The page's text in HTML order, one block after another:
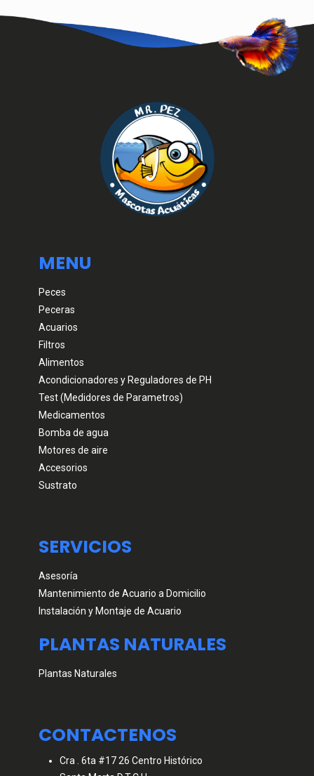
MENU
Peces
Peceras
Acuarios
Filtros
Alimentos
Acondicionadores y Reguladores de PH
Test (Medidores de Parametros)
Medicamentos
Bomba de agua
Motores de aire
Accesorios
Sustrato
SERVICIOS
Asesoría
Mantenimiento de Acuario a Domicilio
Instalación y Montaje de Acuario
PLANTAS NATURALES
Plantas Naturales
CONTACTENOS
Cra . 6ta #17 26 Centro Histórico